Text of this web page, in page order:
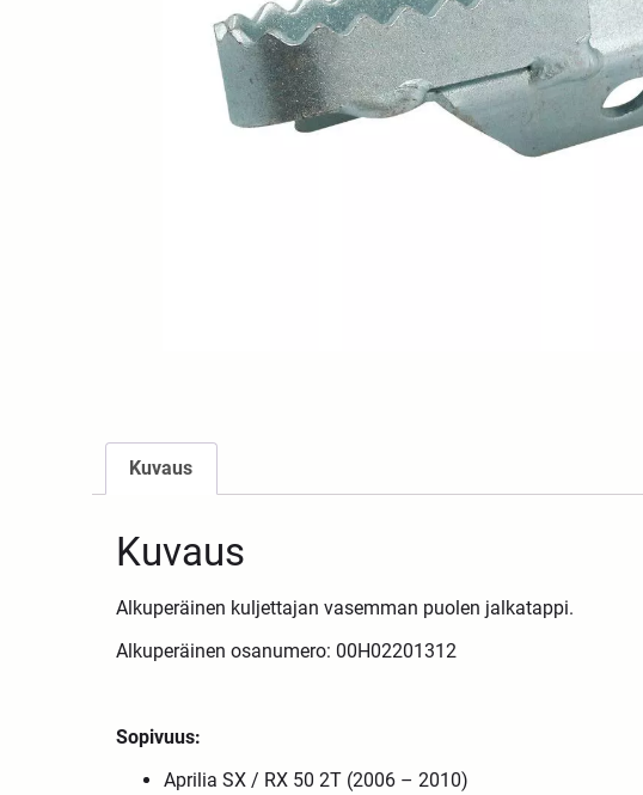
Kuvaus
Kuvaus
Alkuperäinen kuljettajan vasemman puolen jalkatappi.
Alkuperäinen osanumero: 00H02201312
Sopivuus:
Aprilia SX / RX 50 2T (2006 – 2010)